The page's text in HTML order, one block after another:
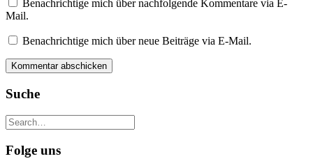
Benachrichtige mich über nachfolgende Kommentare via E-
Mail.
Benachrichtige mich über neue Beiträge via E-Mail.
Suche
Folge uns